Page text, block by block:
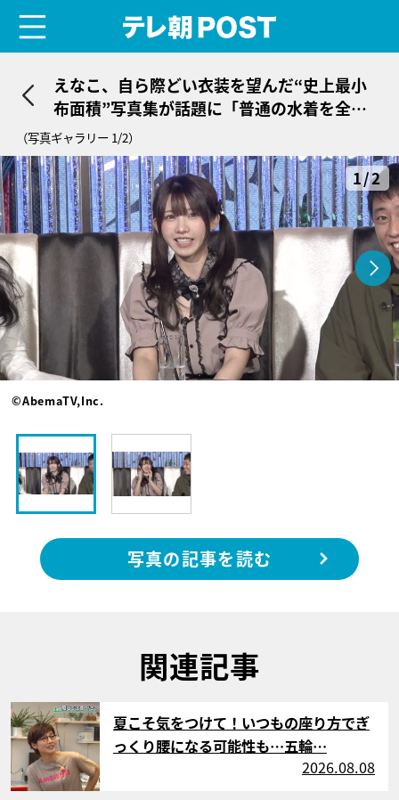
えなこ、自ら際どい衣装を望んだ“史上最小
布面積”写真集が話題に「普通の水着を全部
変えさせて…」
（写真ギャラリー 1/2）
1/2
©AbemaTV,Inc.
写真の記事を読む
関連記事
サムネイル
夏こそ気をつけて！いつもの座り方でぎ
っくり腰になる可能性も…五輪…
2026.08.08